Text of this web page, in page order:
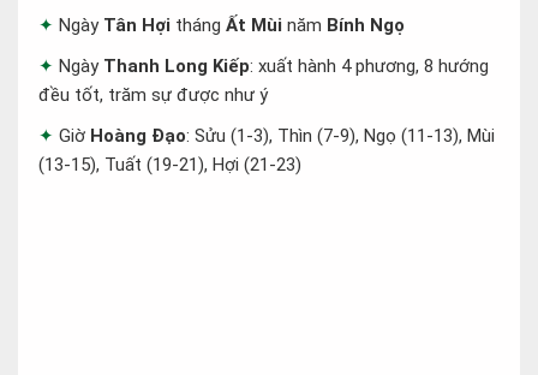
Ngày Tân Hợi tháng Ất Mùi năm Bính Ngọ
Ngày Thanh Long Kiếp: xuất hành 4 phương, 8 hướng
đều tốt, trăm sự được như ý
Giờ Hoàng Đạo: Sửu (1-3), Thìn (7-9), Ngọ (11-13), Mùi
(13-15), Tuất (19-21), Hợi (21-23)